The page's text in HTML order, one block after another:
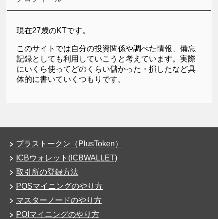
現在27歳のKTです。
このサイトでは自分の投資関係や調べた情報、備忘
記録としても利用していこうと考えています。実際
にいくら使ってどのくらい儲かった・損したなど具
体的に書いていくつもりです。
プラストークン（PlusToken）
ICBウォレット(ICBWALLET)
取引所の登録方法
POSマイニングのやり方
マスターノードのやり方
POIマイニングのやり方